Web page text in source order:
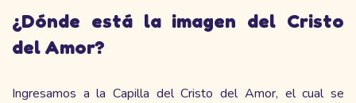
¿Dónde está la imagen del Cristo
del Amor?
Ingresamos a la Capilla del Cristo del Amor, el cual se